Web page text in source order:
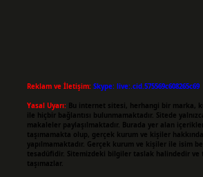
Reklam ve İletişim: Skype: live:.cid.575569c608265c69
Yasal Uyarı: Bu internet sitesi, herhangi bir marka,
ile hiçbir bağlantısı bulunmamaktadır. Sitede
makaleler paylaşılmaktadır. Burada yer alan
taşımamakta olup, gerçek kurum ve kişiler
yapılmamaktadır. Gerçek kurum ve kişiler ile isim
tesadüfidir. Sitemizdeki bilgiler taslak halindedir ve
taşımazlar.